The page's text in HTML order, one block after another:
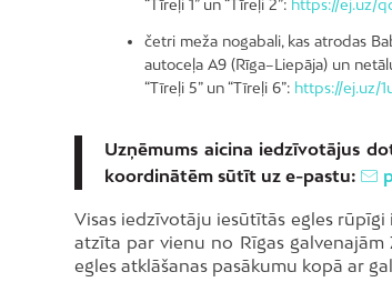
“Tīreļi 1” un “Tīreļi 2”: https://ej.uz/
četri meža nogabali, kas atrodas
autoceļa A9 (Rīga–Liepāja) un
“Tīreļi 5” un “Tīreļi 6”: https://ej.uz/
Uzņēmums aicina iedzīvotājus
koordinātēm sūtīt uz e-pastu:
Visas iedzīvotāju iesūtītās egles rūpīgi
atzīta par vienu no Rīgas galvenajām
egles atklāšanas pasākumu kopā ar